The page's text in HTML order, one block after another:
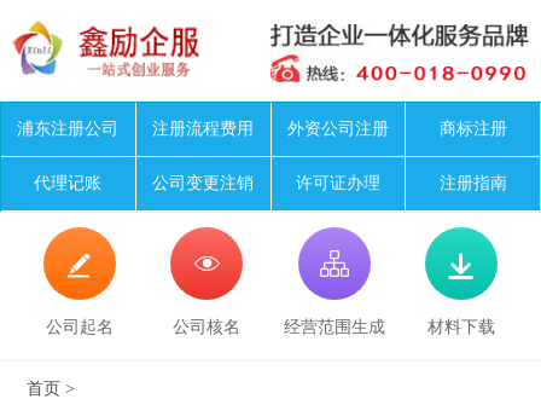
浦东注册公司 注册流程费用 外资公司注册 商标注册
代理记账 公司变更注销 许可证办理 注册指南

公司起名

公司核名

经营范围生成

材料下载
首页 >